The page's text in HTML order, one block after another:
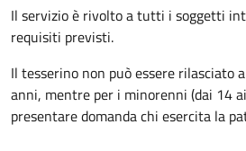
Il servizio è rivolto a tutti i soggetti
requisiti previsti.
Il tesserino non può essere rilasciato
anni, mentre per i minorenni (dai 14
presentare domanda chi esercita la